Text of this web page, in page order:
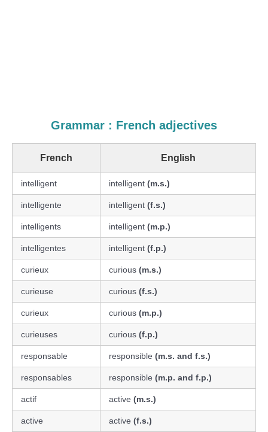
Grammar : French adjectives
French English
intelligent intelligent (m.s.)
intelligente intelligent (f.s.)
intelligents intelligent (m.p.)
intelligentes intelligent (f.p.)
curieux curious (m.s.)
curieuse curious (f.s.)
curieux curious (m.p.)
curieuses curious (f.p.)
responsable responsible (m.s. and f.s.)
responsables responsible (m.p. and f.p.)
actif active (m.s.)
active active (f.s.)